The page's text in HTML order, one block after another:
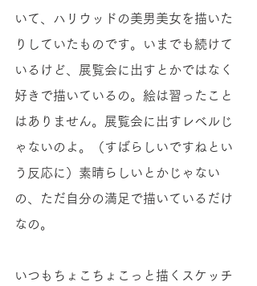
いて、ハリウッドの美男美女を描いた
りしていたものです。いまでも続けて
いるけど、展覧会に出すとかではなく
好きで描いているの。絵は習ったこと
はありません。展覧会に出すレベルじ
ゃないのよ。（すばらしいですねとい
う反応に）素晴らしいとかじゃない
の、ただ自分の満足で描いているだけ
なの。
いつもちょこちょこっと描くスケッチ